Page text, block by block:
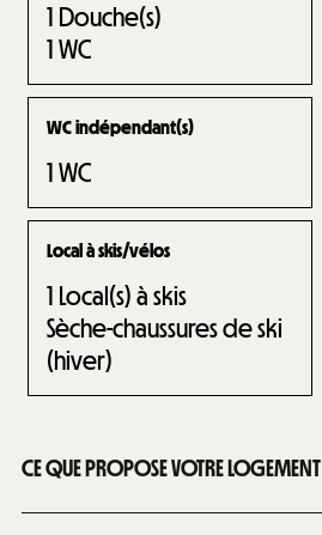
1 Douche(s)
1WC
WC indépendant(s)
1WC
Local à skis/vélos
1 Local(s) à skis
Sèche-chaussures de ski
(hiver)
CE QUE PROPOSE VOTRE LOGEMENT